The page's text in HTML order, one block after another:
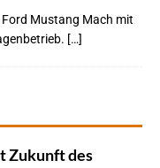
Mustang Mach mit
[…]
Zukunft des